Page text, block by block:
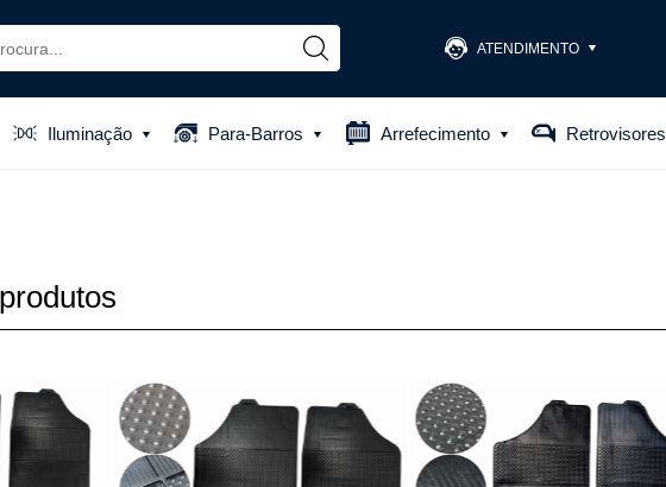
ATENDIMENTO
(48) 3301-1575
Iluminação Para-Barros Arrefecimento Retrovisores